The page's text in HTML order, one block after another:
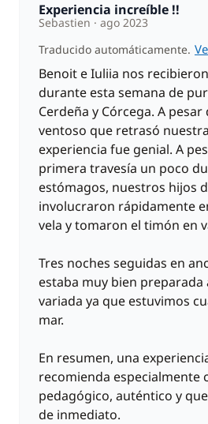
Experiencia increíble !!
Sebastien
ago 2023
Traducido automáticamente.
Benoit e Iuliia nos
durante esta semana de
Cerdeña y Córcega. A
ventoso que retrasó
experiencia fue genial. A
primera travesía un poco
estómagos, nuestros hijos
involucraron rápidamente
vela y tomaron el timón en
Tres noches seguidas en
estaba muy bien preparada
variada ya que estuvimos
mar.
En resumen, una
recomienda especialmente
pedagógico, auténtico y
de inmediato.